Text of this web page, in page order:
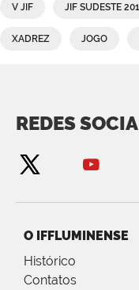
V JIF JIF SUDESTE
XADREZ JOGO
REDES
O IFFLUMINENSE
Histórico
Contatos